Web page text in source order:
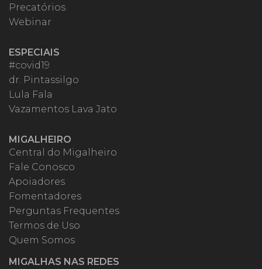
Precatórios
Webinar
ESPECIAIS
#covid19
dr. Pintassilgo
Lula Fala
Vazamentos Lava Jato
MIGALHEIRO
Central do Migalheiro
Fale Conosco
Apoiadores
Fomentadores
Perguntas Frequentes
Termos de Uso
Quem Somos
MIGALHAS NAS REDES